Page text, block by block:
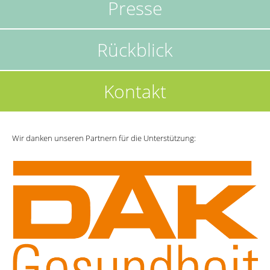
Presse
Rückblick
Kontakt
Wir danken unseren Partnern für die Unterstützung: